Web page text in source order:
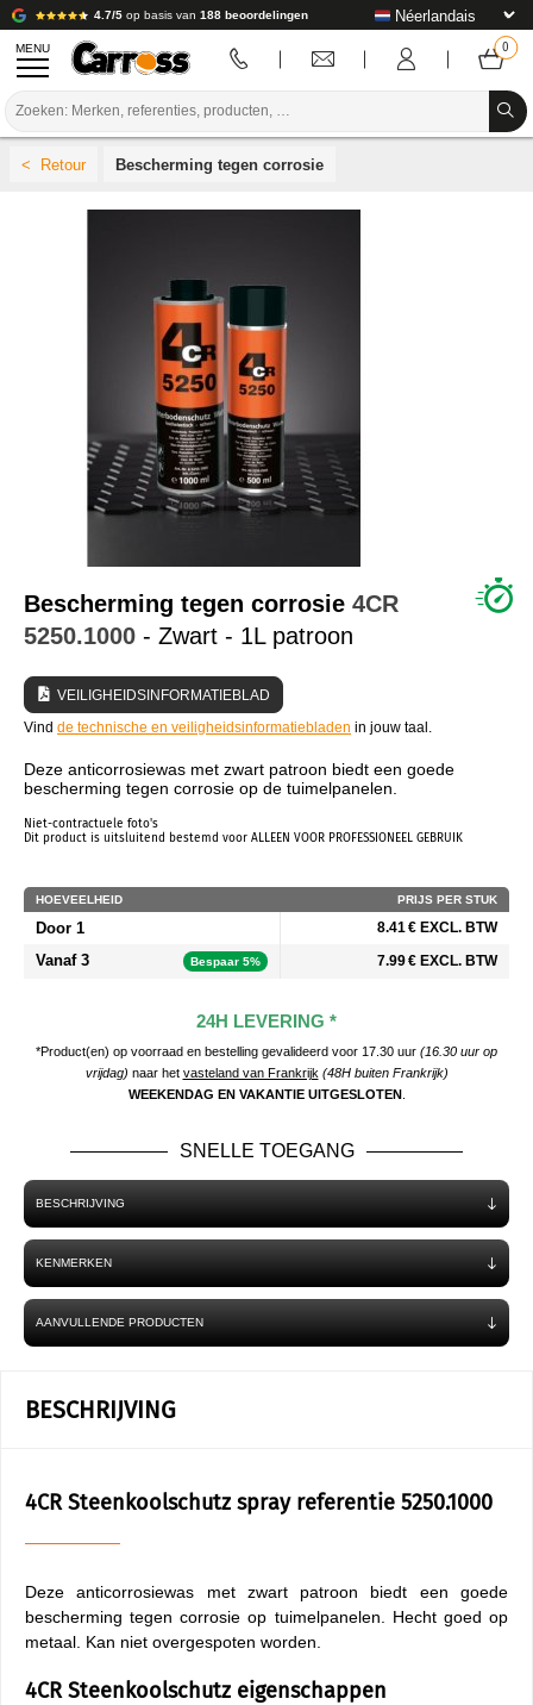
4.7/5 op basis van 188 beoordelingen
MENU
VOORBEREIDING / VERVEN / AFWERKING
VERBRUIKSARTIKELEN VOOR CARROSSERIE
GEREEDSCHAP VOOR CARROSSERIE
UITRUSTING VOOR CARROSSERIE
LABORATORIUMINSTALLATIE
HANDLEIDING & ADVIES
WIE ZIJN WIJ?
Bescherming tegen corrosie
Bescherming tegen corrosie 4CR
5250.1000 - Zwart - 1L patroon
VEILIGHEIDSINFORMATIEBLAD
Vind de technische en veiligheidsinformatiebladen in jouw taal.
Deze anticorrosiewas met zwart patroon biedt een goede
bescherming tegen corrosie op de tuimelpanelen.
Niet-contractuele foto's
Dit product is uitsluitend bestemd voor ALLEEN VOOR PROFESSIONEEL GEBRUIK
HOEVEELHEID PRIJS PER STUK
Door 1 8.41 € EXCL. BTW
Vanaf 3 Bespaar 5% 7.99 € EXCL. BTW
24H LEVERING *
*Product(en) op voorraad en bestelling gevalideerd voor 17.30 uur (16.30 uur op
vrijdag) naar het vasteland van Frankrijk (48H buiten Frankrijk)
WEEKENDAG EN VAKANTIE UITGESLOTEN.
SNELLE TOEGANG
BESCHRIJVING
KENMERKEN
AANVULLENDE PRODUCTEN
BESCHRIJVING
4CR Steenkoolschutz spray referentie 5250.1000
Deze anticorrosiewas met zwart patroon biedt een goede
bescherming tegen corrosie op tuimelpanelen. Hecht goed op
metaal. Kan niet overgespoten worden.
4CR Steenkoolschutz eigenschappen